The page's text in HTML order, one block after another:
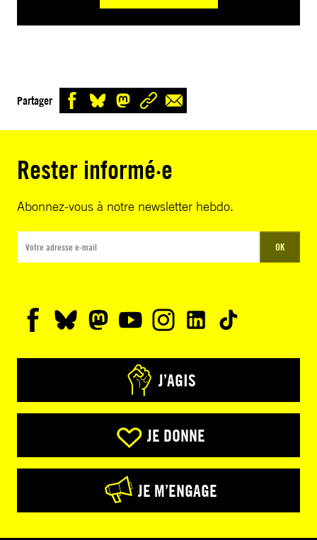
Partager
Rester informé·e
Abonnez-vous à notre newsletter hebdo.
OK
J’AGIS
JE DONNE
JE M’ENGAGE